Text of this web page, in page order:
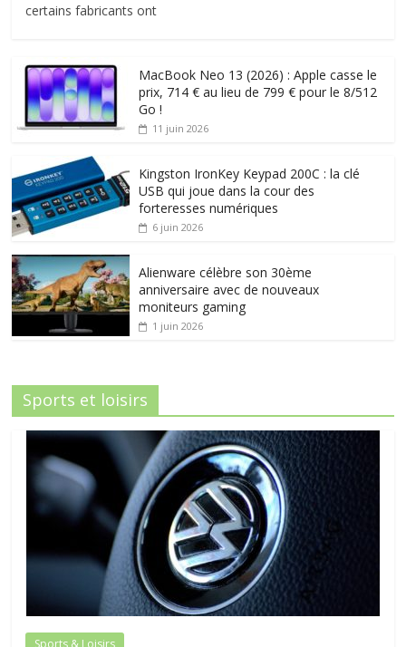
certains fabricants ont
MacBook Neo 13 (2026) : Apple casse le
prix, 714 € au lieu de 799 € pour le 8/512
Go !
11 juin 2026
Kingston IronKey Keypad 200C : la clé
USB qui joue dans la cour des
forteresses numériques
6 juin 2026
Alienware célèbre son 30ème
anniversaire avec de nouveaux
moniteurs gaming
1 juin 2026
Sports et loisirs
Sports & Loisirs